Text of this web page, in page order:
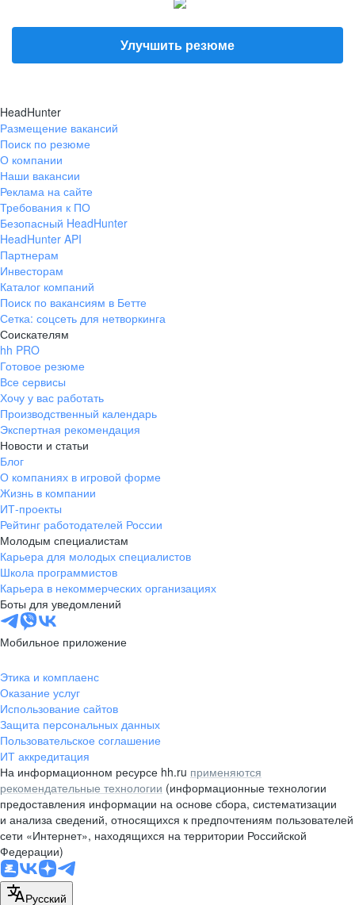
Улучшить резюме
HeadHunter
Размещение вакансий
Поиск по резюме
О компании
Наши вакансии
Реклама на сайте
Требования к ПО
Безопасный HeadHunter
HeadHunter API
Партнерам
Инвесторам
Каталог компаний
Поиск по вакансиям в Бетте
Сетка: соцсеть для нетворкинга
Соискателям
hh PRO
Готовое резюме
Все сервисы
Хочу у вас работать
Производственный календарь
Экспертная рекомендация
Новости и статьи
Блог
О компаниях в игровой форме
Жизнь в компании
ИТ-проекты
Рейтинг работодателей России
Молодым специалистам
Карьера для молодых специалистов
Школа программистов
Карьера в некоммерческих организациях
Боты для уведомлений
Мобильное приложение
Этика и комплаенс
Оказание услуг
Использование сайтов
Защита персональных данных
Пользовательское соглашение
ИТ аккредитация
На информационном ресурсе hh.ru применяются
рекомендательные технологии (информационные технологии
предоставления информации на основе сбора, систематизации
и анализа сведений, относящихся к предпочтениям пользователей
сети «Интернет», находящихся на территории Российской
Федерации)
Русский